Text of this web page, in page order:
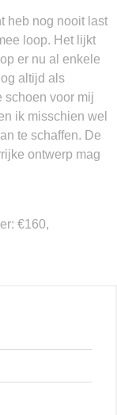
heb nog nooit last
loop. Het lijkt
er nu al enkele
altijd als
schoen voor mij
ik misschien wel
te schaffen. De
ontwerp mag
€160,